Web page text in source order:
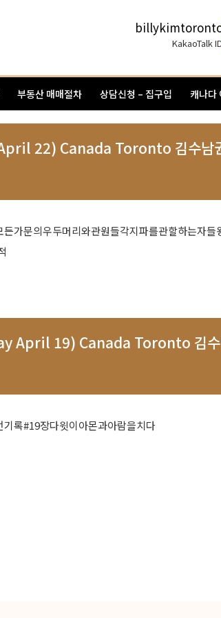
KakaoTalk
부동산 매매절차 상담신청 – 집구입 캐나다
22) Canada Toronto 김수남
가문의우두머리와관원들각지파를관할하는자
April 19) Canada Toronto 김수
록#19장다윗이아몬과아람을치다